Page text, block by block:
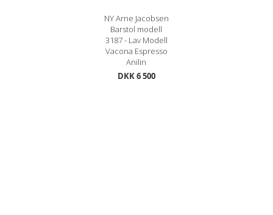
NY Arne Jacobsen
Barstol modell
3187 - Lav Modell
Vacona Espresso
Anilin
DKK 6 500